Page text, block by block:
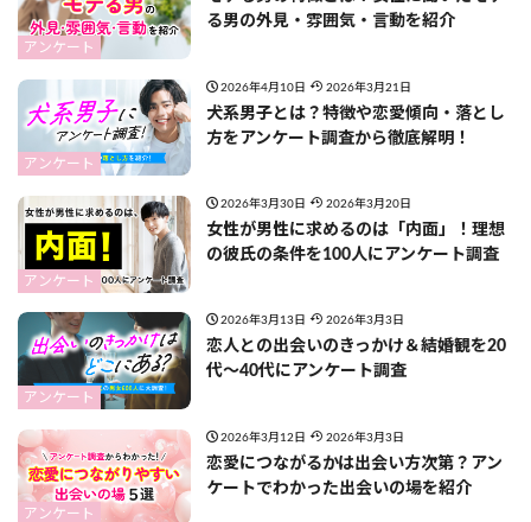
アンケート
る男の外見・雰囲気・言動を紹介
アンケート
2026年4月10日 2026年3月21日
犬系男子とは？特徴や恋愛傾向・落とし
方をアンケート調査から徹底解明！
アンケート
2026年3月30日 2026年3月20日
女性が男性に求めるのは「内面」！理想
の彼氏の条件を100人にアンケート調査
アンケート
2026年3月13日 2026年3月3日
恋人との出会いのきっかけ＆結婚観を20
代〜40代にアンケート調査
アンケート
2026年3月12日 2026年3月3日
恋愛につながるかは出会い方次第？アン
ケートでわかった出会いの場を紹介